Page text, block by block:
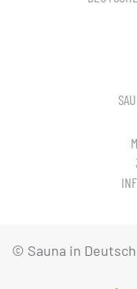
© Sauna in